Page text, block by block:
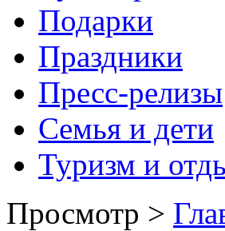
Подарки
Праздники
Пресс-релизы
Семья и дети
Туризм и
Просмотр >